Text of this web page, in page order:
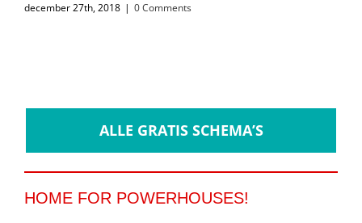
december 27th, 2018 | 0 Comments
ALLE GRATIS SCHEMA’S
HOME FOR POWERHOUSES!